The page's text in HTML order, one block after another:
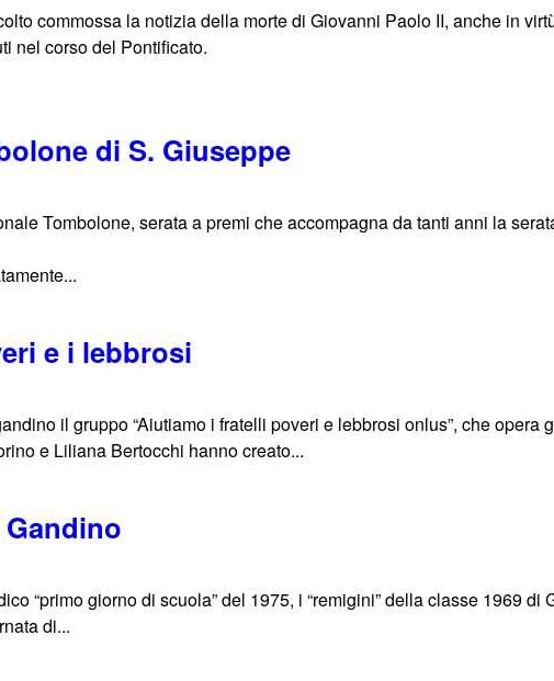
commossa la notizia della morte di Giovanni Paolo II, anche in
nel corso del Pontificato.
di S. Giuseppe
Tombolone, serata a premi che accompagna da tanti anni la
e i lebbrosi
il gruppo “Aiutiamo i fratelli poveri e lebbrosi onlus”, che opera
e Liliana Bertocchi hanno creato...
“primo giorno di scuola” del 1975, i “remigini” della classe 1969 di
di...